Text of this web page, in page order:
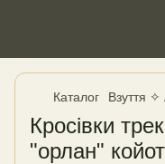
Каталог Взуття ✧
Кросівки
"орлан"